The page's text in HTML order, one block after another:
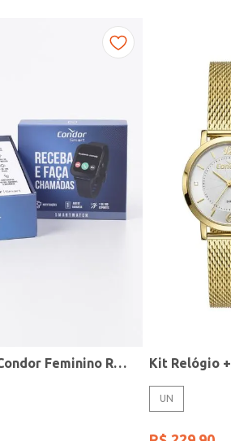
Relógio Smart Condor Feminino ROSE
UN